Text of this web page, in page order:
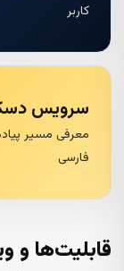
کاربر
سرویس
فارسی
قابلیت‌ها و